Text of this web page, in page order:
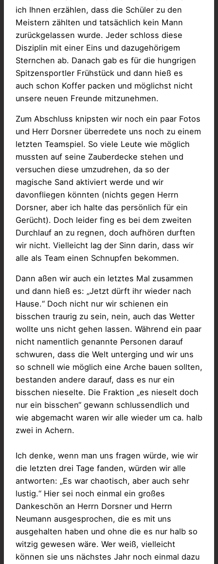
ich Ihnen erzählen, dass die Schüler zu den
Meistern zählten und tatsächlich kein Mann
zurückgelassen wurde. Jeder schloss diese
Disziplin mit einer Eins und dazugehörigem
Sternchen ab. Danach gab es für die hungrigen
Spitzensportler Frühstück und dann hieß es
auch schon Koffer packen und möglichst nicht
unsere neuen Freunde mitzunehmen.
Zum Abschluss knipsten wir noch ein paar Fotos
und Herr Dorsner überredete uns noch zu einem
letzten Teamspiel. So viele Leute wie möglich
mussten auf seine Zauberdecke stehen und
versuchen diese umzudrehen, da so der
magische Sand aktiviert werde und wir
davonfliegen könnten (nichts gegen Herrn
Dorsner, aber ich halte das persönlich für ein
Gerücht). Doch leider fing es bei dem zweiten
Durchlauf an zu regnen, doch aufhören durften
wir nicht. Vielleicht lag der Sinn darin, dass wir
alle als Team einen Schnupfen bekommen.
Dann aßen wir auch ein letztes Mal zusammen
und dann hieß es: „Jetzt dürft ihr wieder nach
Hause.“ Doch nicht nur wir schienen ein
bisschen traurig zu sein, nein, auch das Wetter
wollte uns nicht gehen lassen. Während ein paar
nicht namentlich genannte Personen darauf
schwuren, dass die Welt unterging und wir uns
so schnell wie möglich eine Arche bauen sollten,
bestanden andere darauf, dass es nur ein
bisschen nieselte. Die Fraktion „es nieselt doch
nur ein bisschen“ gewann schlussendlich und
wie abgemacht waren wir alle wieder um ca. halb
zwei in Achern.
Ich denke, wenn man uns fragen würde, wie wir
die letzten drei Tage fanden, würden wir alle
antworten: „Es war chaotisch, aber auch sehr
lustig.“ Hier sei noch einmal ein großes
Dankeschön an Herrn Dorsner und Herrn
Neumann ausgesprochen, die es mit uns
ausgehalten haben und ohne die es nur halb so
witzig gewesen wäre. Wer weiß, vielleicht
können sie uns nächstes Jahr noch einmal dazu